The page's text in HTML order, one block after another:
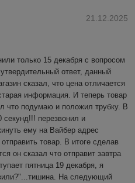
21.12.2025
только 15 декабря с вопросом
ответ, данный
сказал, что цена отличается
информация. И теперь товар
что подумаю и положил трубку. В
секунд!!! перезвонил и
ему на Вайбер адрес
товар. В итоге сделав
он сказал что отправит завтра
пятница 19 декабря, я
На следующий